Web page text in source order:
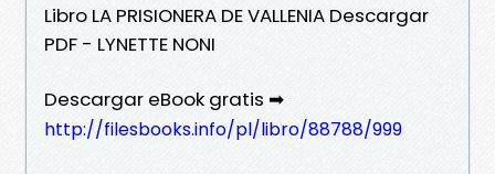
Libro LA PRISIONERA DE VALLENIA Descargar
PDF - LYNETTE NONI
Descargar eBook gratis ➡
http://filesbooks.info/pl/libro/88788/999